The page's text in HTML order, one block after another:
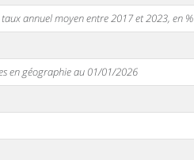
annuel moyen entre 2017 et 2023, en %
en géographie au 01/01/2026